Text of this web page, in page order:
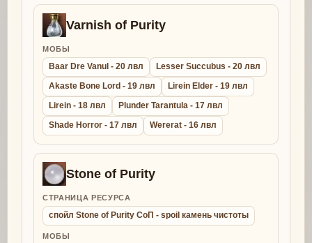
Varnish of Purity
МОБЫ
Baar Dre Vanul - 20 лвл
Lesser Succubus - 20 лвл
Akaste Bone Lord - 19 лвл
Lirein Elder - 19 лвл
Lirein - 18 лвл
Plunder Tarantula - 17 лвл
Shade Horror - 17 лвл
Wererat - 16 лвл
Stone of Purity
СТРАНИЦА РЕСУРСА
спойл Stone of Purity СоП - spoil камень чистоты
МОБЫ